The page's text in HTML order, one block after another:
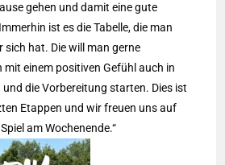
gehen und damit eine gute
ist es die Tabelle, die man
sich hat. Die will man gerne
einem positiven Gefühl auch in
und die Vorbereitung starten. Dies ist
Etappen und wir freuen uns auf
am Wochenende.“